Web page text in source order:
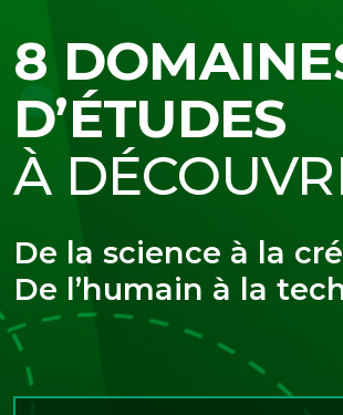
8
D’ÉTUDES
À
De la science à la
De l’humain à la